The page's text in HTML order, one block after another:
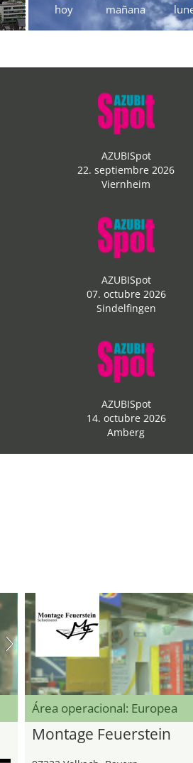
hoy mañana
AZUBISpot
22. septiembre 2026
Viernheim
AZUBISpot
07. octubre 2026
Sindelfingen
AZUBISpot
14. octubre 2026
Amberg
Área operacional: Europea
Montage Feuerstein